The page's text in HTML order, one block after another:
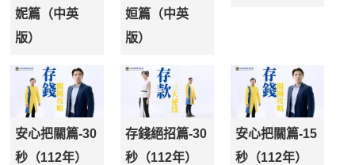
妮篇（中英
版）
姮篇（中英
版）
安心把關篇-30
秒（112年）
存錢絕招篇-30
秒（112年）
安心把關篇-15
秒（112年）